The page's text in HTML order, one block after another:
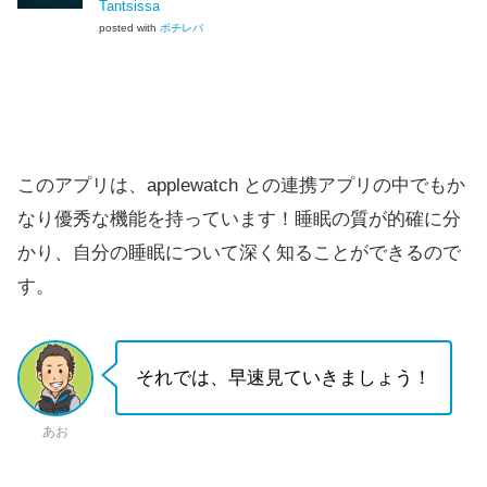
Tantsissa
posted with ポチレバ
このアプリは、applewatch との連携アプリの中でもか
なり優秀な機能を持っています！睡眠の質が的確に分
かり、自分の睡眠について深く知ることができるので
す。
あお
それでは、早速見ていきましょう！